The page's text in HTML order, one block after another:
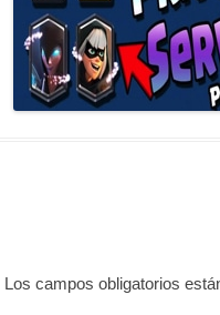
Los campos obligatorios